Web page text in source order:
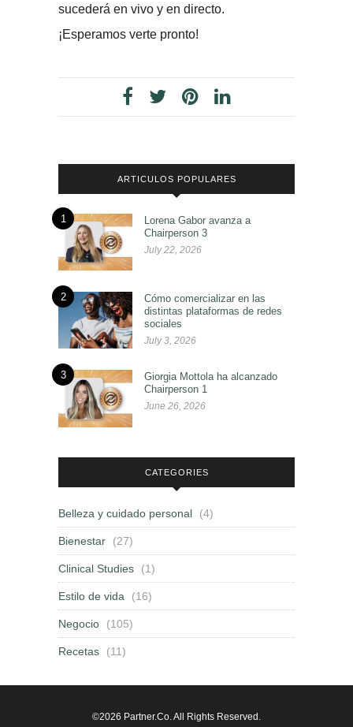
sucederá en vivo y en directo.
¡Esperamos verte pronto!
ARTICULOS POPULARES
1
Lorena Gabor avanza a
Chairperson 3
July 22, 2026
2
Cómo comercializar en las
distintas plataformas de redes
sociales
July 3, 2026
3
Giorgia Mottola ha alcanzado
Chairperson 1
June 26, 2026
CATEGORIES
Belleza y cuidado personal (4)
Bienestar (27)
Clinical Studies (1)
Estilo de vida (16)
Negocio (105)
Recetas (11)
©2026 Partner.Co. All Rights Reserved.